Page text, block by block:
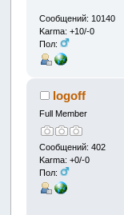
Сообщений: 10140
Karma: +10/-0
Пол:
logoff
Full Member
Сообщений: 402
Karma: +0/-0
Пол: